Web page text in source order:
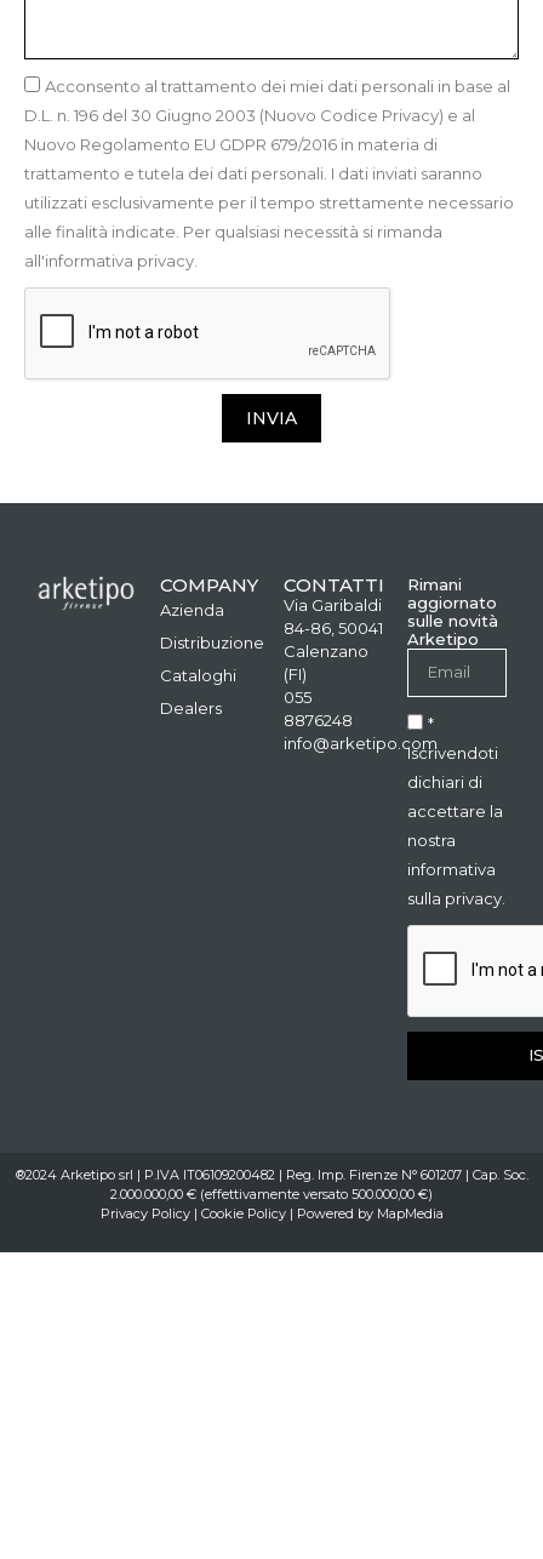
Acconsento al trattamento dei miei dati personali in base al
D.L. n. 196 del 30 Giugno 2003 (Nuovo Codice Privacy) e al
Nuovo Regolamento EU GDPR 679/2016 in materia di
trattamento e tutela dei dati personali. I dati inviati saranno
utilizzati esclusivamente per il tempo strettamente necessario
alle finalità indicate. Per qualsiasi necessità si rimanda
all'informativa privacy.
INVIA
COMPANY
Azienda
Distribuzione
Cataloghi
Dealers
CONTATTI
Via Garibaldi
84-86, 50041
Calenzano
(FI)
055
8876248
info@arketipo.com
Rimani
aggiornato
sulle novità
Arketipo
*
Iscrivendoti
dichiari di
accettare la
nostra
informativa
sulla privacy.
®2024 Arketipo srl | P.IVA IT06109200482 | Reg. Imp. Firenze N° 601207 | Cap. Soc.
2.000.000,00 € (effettivamente versato 500.000,00 €)
Privacy Policy| Cookie Policy| Powered by MapMedia